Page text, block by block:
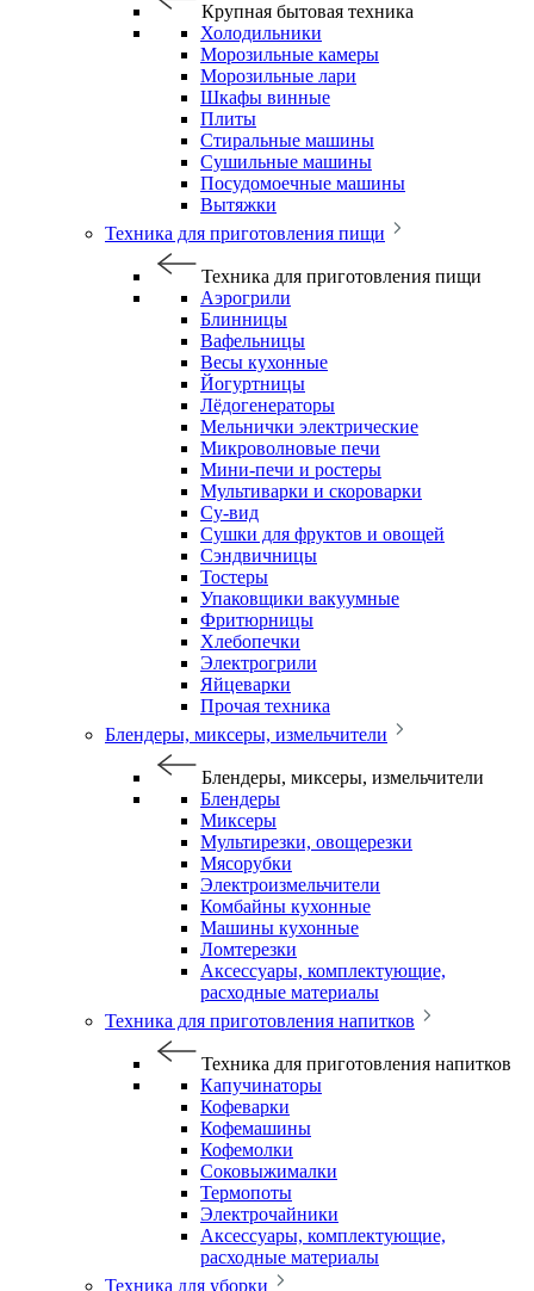
Крупная бытовая техника
Холодильники
Морозильные камеры
Морозильные лари
Шкафы винные
Плиты
Стиральные машины
Сушильные машины
Посудомоечные машины
Вытяжки
Техника для приготовления пищи
Техника для приготовления пищи
Аэрогрили
Блинницы
Вафельницы
Весы кухонные
Йогуртницы
Лёдогенераторы
Мельнички электрические
Микроволновые печи
Мини-печи и ростеры
Мультиварки и скороварки
Су-вид
Сушки для фруктов и овощей
Сэндвичницы
Тостеры
Упаковщики вакуумные
Фритюрницы
Хлебопечки
Электрогрили
Яйцеварки
Прочая техника
Блендеры, миксеры, измельчители
Блендеры, миксеры, измельчители
Блендеры
Миксеры
Мультирезки, овощерезки
Мясорубки
Электроизмельчители
Комбайны кухонные
Машины кухонные
Ломтерезки
Аксессуары, комплектующие,
расходные материалы
Техника для приготовления напитков
Техника для приготовления напитков
Капучинаторы
Кофеварки
Кофемашины
Кофемолки
Соковыжималки
Термопоты
Электрочайники
Аксессуары, комплектующие,
расходные материалы
Техника для уборки